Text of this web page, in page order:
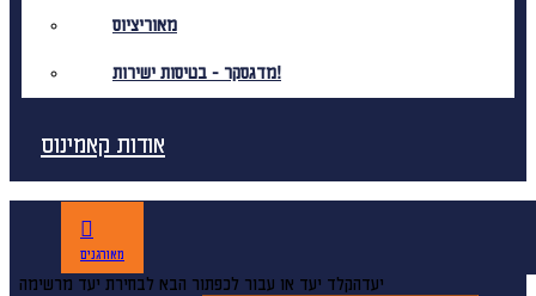
מאוריציוס
מדגסקר - בטיסות ישירות!
אודות קאמינוס
מאורגנים
יעדהקלד יעד או עבור לכפתור הבא לבחירת יעד מרשימה